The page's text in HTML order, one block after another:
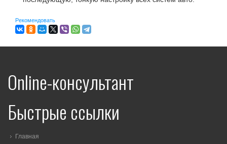
Рекомендовать
Online-консультант
Быстрые ссылки
Главная